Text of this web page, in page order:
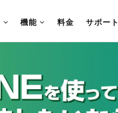
機能 料金 サポート